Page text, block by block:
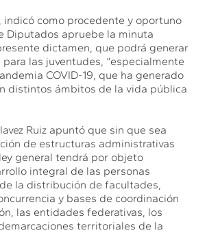
indicó como procedente y oportuno
Diputados apruebe la minuta
dictamen, que podrá generar
las juventudes, “especialmente
COVID-19, que ha generado
distintos ámbitos de la vida pública
Ruiz apuntó que sin que sea
de estructuras administrativas
general tendrá por objeto
integral de las personas
la distribución de facultades,
y bases de coordinación
las entidades federativas, los
territoriales de la